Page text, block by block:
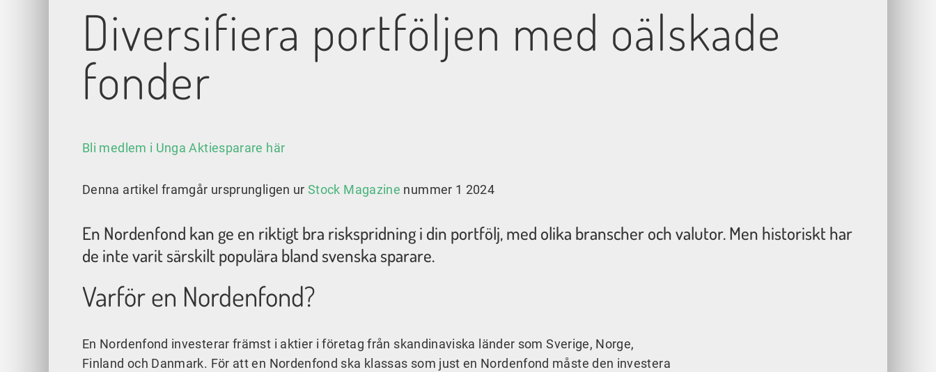
Diversifiera portföljen med oälskade
fonder
Bli medlem i Unga Aktiesparare här
Denna artikel framgår ursprungligen urStock Magazine nummer 1 2024
En Nordenfond kan ge en riktigt bra riskspridning i din portfölj, med olika branscher och valutor. Men historiskt har
de inte varit särskilt populära bland svenska sparare.
Varför en Nordenfond?
En Nordenfond investerar främst i aktier i företag från skandinaviska länder som Sverige, Norge,
Finland och Danmark. För att en Nordenfond ska klassas som just en Nordenfond måste den investera